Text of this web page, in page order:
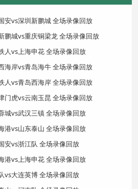
安vs深圳新鹏城 全场录像回放
鹏城vs重庆铜梁龙 全场录像回放
人vs上海申花 全场录像回放
海岸vs青岛海牛 全场录像回放
人vs青岛西海岸 全场录像回放
门虎vs云南玉昆 全场录像回放
城vs武汉三镇 全场录像回放
港vs山东泰山 全场录像回放
安vs浙江队 全场录像回放
港vs上海申花 全场录像回放
vs大连英博 全场录像回放